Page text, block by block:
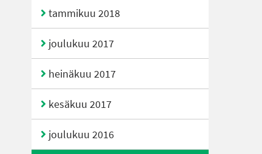
tammikuu 2018
joulukuu 2017
heinäkuu 2017
kesäkuu 2017
joulukuu 2016